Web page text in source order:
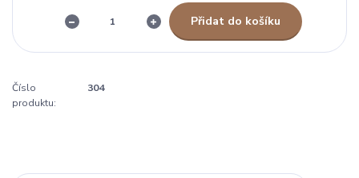
Přidat do košíku
Číslo
produktu:
304